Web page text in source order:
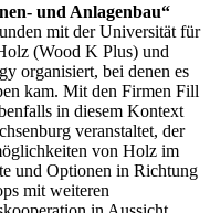
und Anlagenbau“
mit der Universität für
(Wood K Plus) und
organisiert, bei denen es
kam. Mit den Firmen Fill
in diesem Kontext
veranstaltet, der
von Holz im
und Optionen in Richtung
mit weiteren